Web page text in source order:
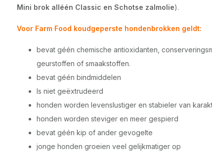
Mini brok alléén Classic en Schotse zalmolie).
Voor Farm Food koudgeperste hondenbrokken geldt:
bevat géén chemische antioxidanten,
geurstoffen of smaakstoffen.
bevat géén bindmiddelen
Is niet geëxtrudeerd
honden worden levenslustiger en stabieler van
honden worden steviger en meer gespierd
bevat géén kip of ander gevogelte
jonge honden groeien veel gelijkmatiger op